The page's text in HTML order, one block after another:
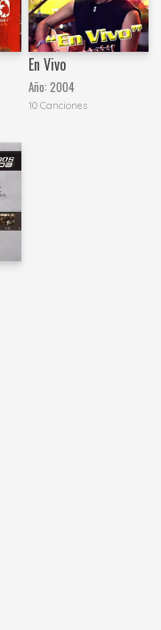
En Vivo
Año:2004
10 Canciones